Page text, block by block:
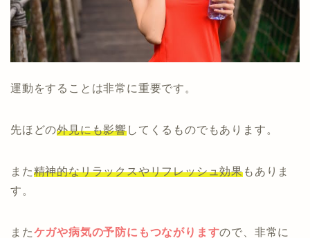
運動をすることは非常に重要です。
先ほどの外見にも影響してくるものでもあります。
また精神的なリラックスやリフレッシュ効果もありま
す。
またケガや病気の予防にもつながりますので、非常に